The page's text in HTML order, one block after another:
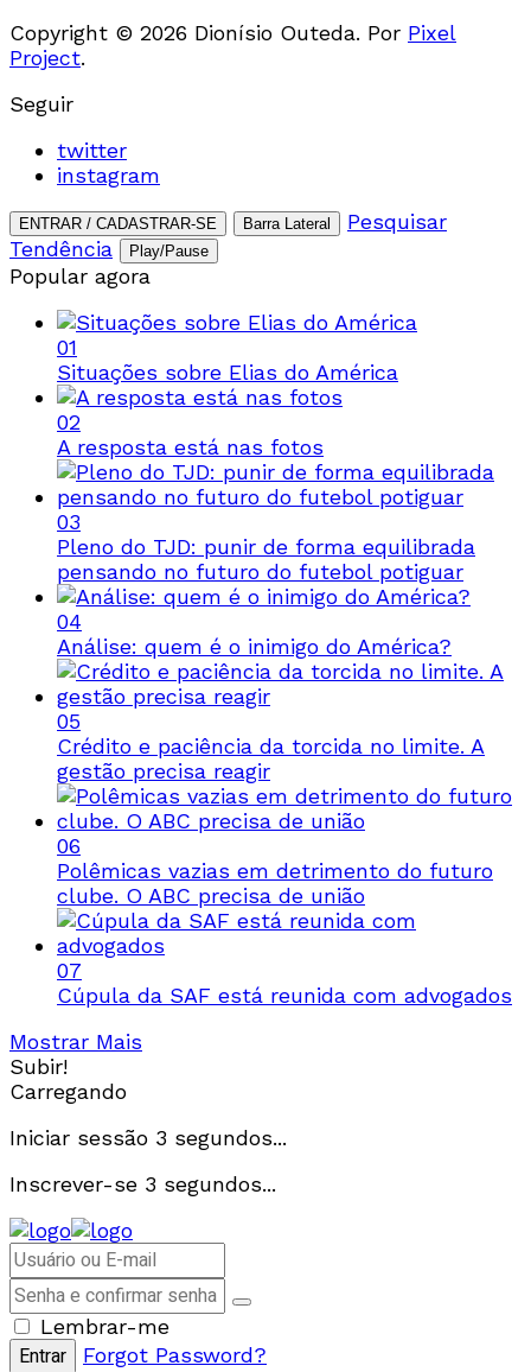
Copyright © 2026 Dionísio Outeda. Por Pixel
Project.
Seguir
twitter
instagram
ENTRAR / CADASTRAR-SE Barra Lateral
Pesquisar
Tendência
Play/Pause
Popular agora
01
Situações sobre Elias do América
02
A resposta está nas fotos
03
Pleno do TJD: punir de forma equilibrada
pensando no futuro do futebol potiguar
04
Análise: quem é o inimigo do América?
05
Crédito e paciência da torcida no limite. A
gestão precisa reagir
06
Polêmicas vazias em detrimento do futuro
clube. O ABC precisa de união
07
Cúpula da SAF está reunida com advogados
Mostrar Mais
Subir!
Carregando
Iniciar sessão 3 segundos...
Inscrever-se 3 segundos...
Lembrar-me
Forgot Password?